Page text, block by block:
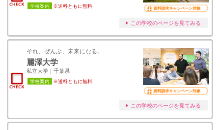
学校案内 ※送料ともに無料 資料請求キャンペーン対象
この学校のページを見てみる
それ、ぜんぶ、未来になる。
麗澤大学
私立大学｜千葉県
学校案内 ※送料ともに無料
資料請求キャンペーン対象
この学校のページを見てみる